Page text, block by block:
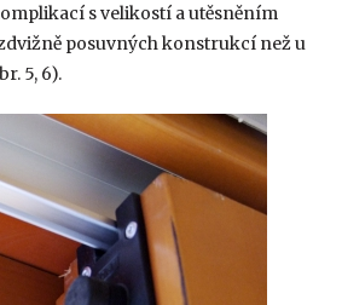
s velikostí a utěsněním
posuvných konstrukcí než u
5, 6).